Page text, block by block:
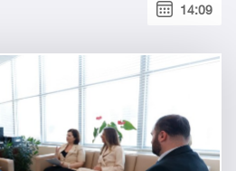
14:09